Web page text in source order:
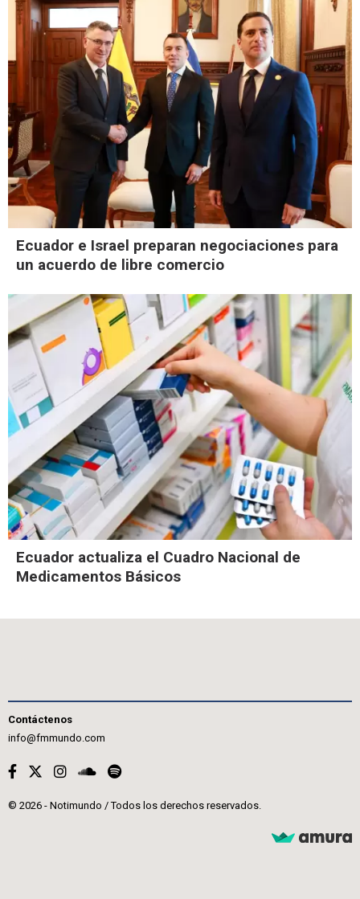
Ecuador e Israel preparan negociaciones para
un acuerdo de libre comercio
Ecuador actualiza el Cuadro Nacional de
Medicamentos Básicos
Contáctenos
info@fmmundo.com
© 2026 - Notimundo / Todos los derechos reservados.